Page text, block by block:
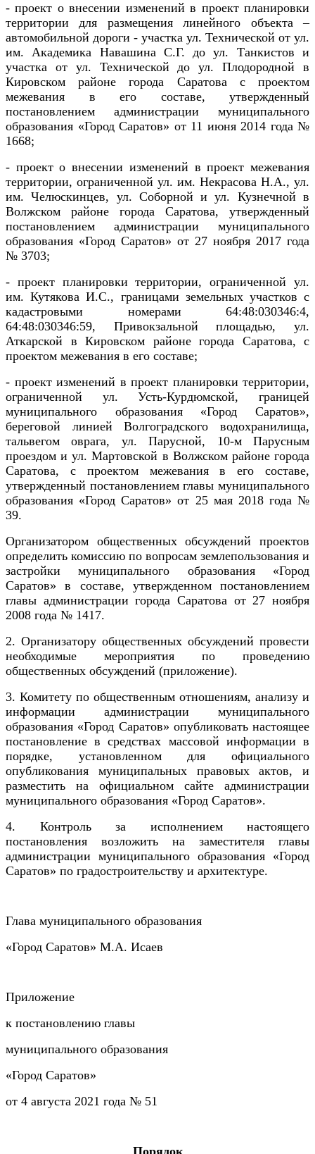
- проект о внесении изменений в проект планировки
территории для размещения линейного объекта –
автомобильной дороги - участка ул. Технической от ул.
им. Академика Навашина С.Г. до ул. Танкистов и
участка от ул. Технической до ул. Плодородной в
Кировском районе города Саратова с проектом
межевания в его составе, утвержденный
постановлением администрации муниципального
образования «Город Саратов» от 11 июня 2014 года №
1668;
- проект о внесении изменений в проект межевания
территории, ограниченной ул. им. Некрасова Н.А., ул.
им. Челюскинцев, ул. Соборной и ул. Кузнечной в
Волжском районе города Саратова, утвержденный
постановлением администрации муниципального
образования «Город Саратов» от 27 ноября 2017 года
№ 3703;
- проект планировки территории, ограниченной ул.
им. Кутякова И.С., границами земельных участков с
кадастровыми номерами 64:48:030346:4,
64:48:030346:59, Привокзальной площадью, ул.
Аткарской в Кировском районе города Саратова, с
проектом межевания в его составе;
- проект изменений в проект планировки территории,
ограниченной ул. Усть-Курдюмской, границей
муниципального образования «Город Саратов»,
береговой линией Волгоградского водохранилища,
тальвегом оврага, ул. Парусной, 10-м Парусным
проездом и ул. Мартовской в Волжском районе города
Саратова, с проектом межевания в его составе,
утвержденный постановлением главы муниципального
образования «Город Саратов» от 25 мая 2018 года №
39.
Организатором общественных обсуждений проектов
определить комиссию по вопросам землепользования и
застройки муниципального образования «Город
Саратов» в составе, утвержденном постановлением
главы администрации города Саратова от 27 ноября
2008 года № 1417.
2. Организатору общественных обсуждений провести
необходимые мероприятия по проведению
общественных обсуждений (приложение).
3. Комитету по общественным отношениям, анализу и
информации администрации муниципального
образования «Город Саратов» опубликовать настоящее
постановление в средствах массовой информации в
порядке, установленном для официального
опубликования муниципальных правовых актов, и
разместить на официальном сайте администрации
муниципального образования «Город Саратов».
4. Контроль за исполнением настоящего
постановления возложить на заместителя главы
администрации муниципального образования «Город
Саратов» по градостроительству и архитектуре.
Глава муниципального образования
«Город Саратов» М.А. Исаев
Приложение
к постановлению главы
муниципального образования
«Город Саратов»
от 4 августа 2021 года № 51